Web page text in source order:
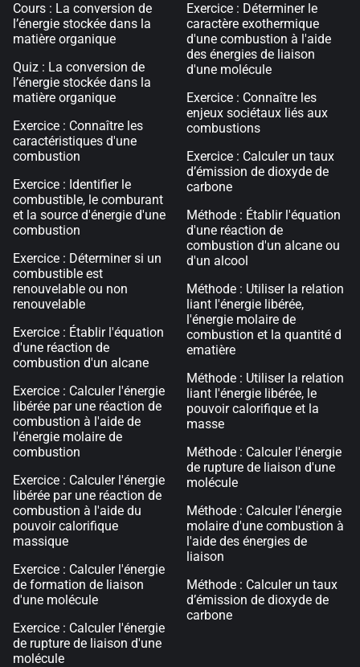
Cours : La conversion de
l’énergie stockée dans la
matière organique
Quiz : La conversion de
l’énergie stockée dans la
matière organique
Exercice : Connaître les
caractéristiques d'une
combustion
Exercice : Identifier le
combustible, le comburant
et la source d'énergie d'une
combustion
Exercice : Déterminer si un
combustible est
renouvelable ou non
renouvelable
Exercice : Établir l'équation
d'une réaction de
combustion d'un alcane
Exercice : Calculer l'énergie
libérée par une réaction de
combustion à l'aide de
l'énergie molaire de
combustion
Exercice : Calculer l'énergie
libérée par une réaction de
combustion à l'aide du
pouvoir calorifique
massique
Exercice : Calculer l'énergie
de formation de liaison
d'une molécule
Exercice : Calculer l'énergie
de rupture de liaison d'une
molécule
Exercice : Déterminer le
caractère exothermique
d'une combustion à l'aide
des énergies de liaison
d'une molécule
Exercice : Connaître les
enjeux sociétaux liés aux
combustions
Exercice : Calculer un taux
d’émission de dioxyde de
carbone
Méthode : Établir l'équation
d'une réaction de
combustion d'un alcane ou
d'un alcool
Méthode : Utiliser la relation
liant l'énergie libérée,
l'énergie molaire de
combustion et la quantité d
ematière
Méthode : Utiliser la relation
liant l'énergie libérée, le
pouvoir calorifique et la
masse
Méthode : Calculer l'énergie
de rupture de liaison d'une
molécule
Méthode : Calculer l'énergie
molaire d'une combustion à
l'aide des énergies de
liaison
Méthode : Calculer un taux
d’émission de dioxyde de
carbone